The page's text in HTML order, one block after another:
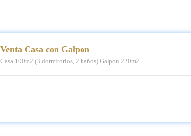
Venta Casa con Galpon
Casa 100m2 (3 dormitorios, 2 baños) Galpon 220m2